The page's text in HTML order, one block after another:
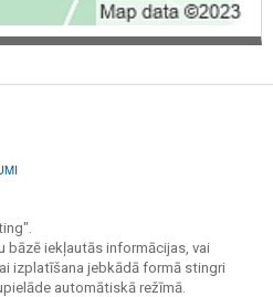
bāzē iekļautās informācijas, vai
izplatīšana jebkādā formā stingri
automātiskā režīmā.